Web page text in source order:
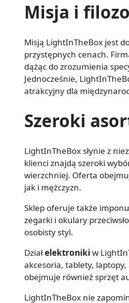
Misja i
Misją LightInTheBox jest
przystępnych cenach.
dążąc do zrozumienia
Jednocześnie,
atrakcyjny dla
Szeroki
LightInTheBox słynie z
klienci znajdą szeroki
wierzchniej. Oferta
jak i mężczyzn.
Sklep oferuje także
zegarki i okulary
osobisty styl.
Działelektroniki w
akcesoria, tablety,
obejmuje również sprzęt
LightInTheBox nie